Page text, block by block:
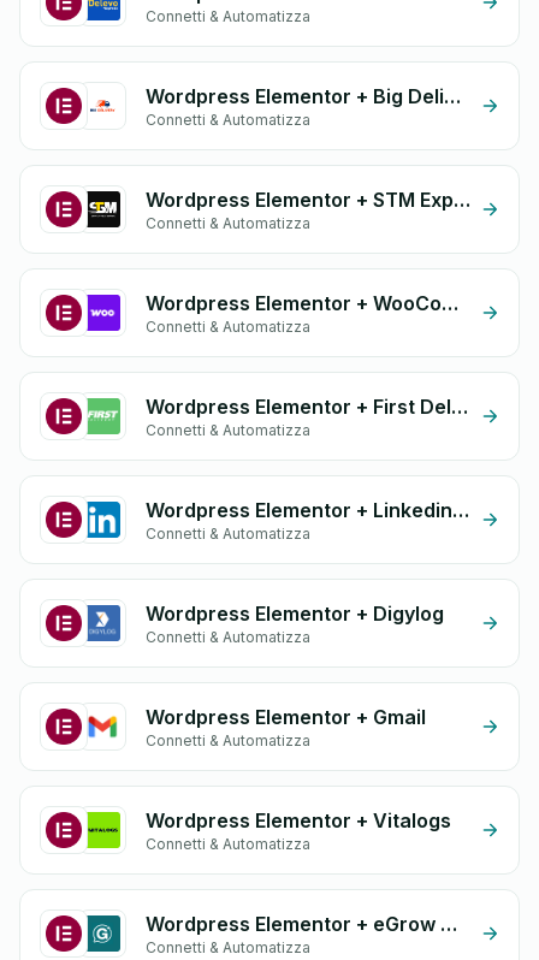
Connetti & Automatizza
Wordpress Elementor + Big Delivery
Connetti & Automatizza
Wordpress Elementor + STM Express
Connetti & Automatizza
Wordpress Elementor + WooCommerce
Connetti & Automatizza
Wordpress Elementor + First Delivery Group
Connetti & Automatizza
Wordpress Elementor + Linkedin form
Connetti & Automatizza
Wordpress Elementor + Digylog
Connetti & Automatizza
Wordpress Elementor + Gmail
Connetti & Automatizza
Wordpress Elementor + Vitalogs
Connetti & Automatizza
Wordpress Elementor + eGrow Chat Widget
Connetti & Automatizza